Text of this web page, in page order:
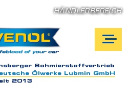
HÄNDLERBEREICH
Schmierstoffvertrieb
Ölwerke Lubmin GmbH
2013